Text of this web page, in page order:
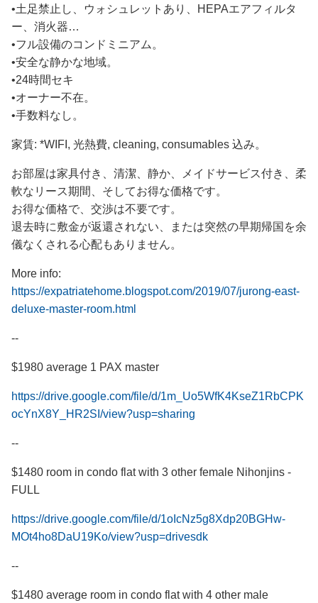
•土足禁止し、ウォシュレットあり、HEPAエアフィルタ
ー、消火器…
•フル設備のコンドミニアム。
•安全な静かな地域。
•24時間セキ
•オーナー不在。
•手数料なし。
家賃: *WIFI, 光熱費, cleaning, consumables 込み。
お部屋は家具付き、清潔、静か、メイドサービス付き、柔
軟なリース期間、そしてお得な価格です。
お得な価格で、交渉は不要です。
退去時に敷金が返還されない、または突然の早期帰国を余
儀なくされる心配もありません。
More info:
https://expatriatehome.blogspot.com/2019/07/jurong-east-
deluxe-master-room.html
--
$1980 average 1 PAX master
https://drive.google.com/file/d/1m_Uo5WfK4KseZ1RbCPK
ocYnX8Y_HR2SI/view?usp=sharing
--
$1480 room in condo flat with 3 other female Nihonjins -
FULL
https://drive.google.com/file/d/1oIcNz5g8Xdp20BGHw-
MOt4ho8DaU19Ko/view?usp=drivesdk
--
$1480 average room in condo flat with 4 other male